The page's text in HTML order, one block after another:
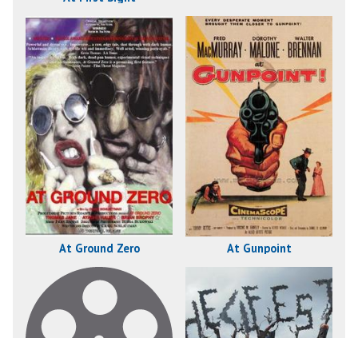
At Ground Zero At Gunpoint